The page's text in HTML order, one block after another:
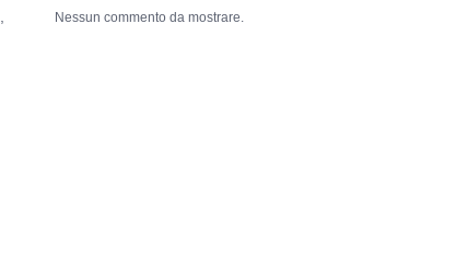
Nessun commento da mostrare.